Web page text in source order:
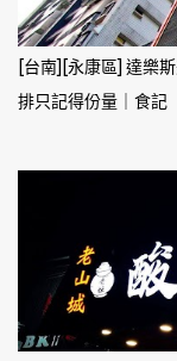
[台南][永康區] 達樂
排只記得份量｜食記